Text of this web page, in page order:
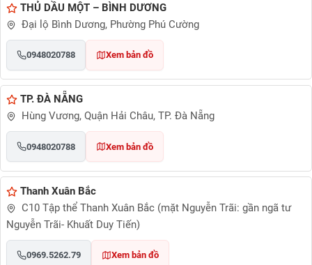
THỦ DẦU MỘT – BÌNH DƯƠNG
Đại lộ Bình Dương, Phường Phú Cường
0948020788 Xem bản đồ
TP. ĐÀ NẴNG
Hùng Vương, Quận Hải Châu, TP. Đà Nẵng
0948020788 Xem bản đồ
Thanh Xuân Bắc
C10 Tập thể Thanh Xuân Bắc (mặt Nguyễn Trãi: gần ngã tư
Nguyễn Trãi- Khuất Duy Tiến)
0969.5262.79 Xem bản đồ